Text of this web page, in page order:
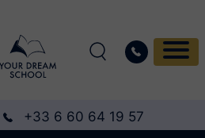
+33 6 60 64 19 57